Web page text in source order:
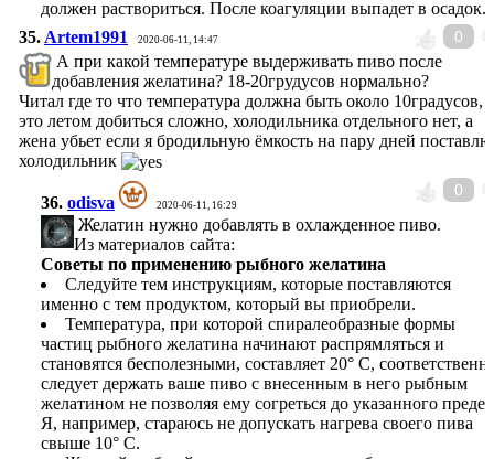
должен раствориться. После коагуляции выпадет в осадок.
0
35. Artem1991 2020-06-11, 14:47
А при какой температуре выдерживать пиво после
добавления желатина? 18-20грудусов нормально?
Читал где то что температура должна быть около 10градусов, а
это летом добиться сложно, холодильника отдельного нет, а
жена убьет если я бродильную ёмкость на пару дней
холодильник
0
36. odisva 2020-06-11, 16:29
Желатин нужно добавлять в охлажденное пиво.
Из материалов сайта:
Советы по применению рыбного желатина
Следуйте тем инструкциям, которые поставляются
именно с тем продуктом, который вы приобрели.
Температура, при которой спиралеобразные формы
частиц рыбного желатина начинают распрямляться и
становятся бесполезными, составляет 20° С,
следует держать ваше пиво с внесенным в него рыбным
желатином не позволяя ему согреться до указанного
Я, например, стараюсь не допускать нагрева своего пива
свыше 10° С.